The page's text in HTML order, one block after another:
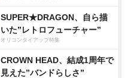
SUPER★DRAGON、自ら描
いた”レトロフューチャー”
オリコンタイアップ特集
CROWN HEAD、結成1周年で
見えた”バンドらしさ”